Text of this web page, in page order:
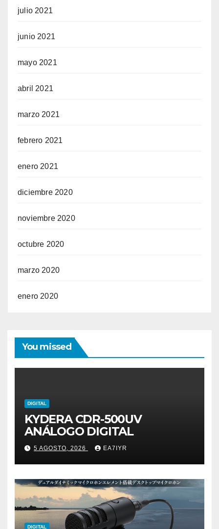
julio 2021
junio 2021
mayo 2021
abril 2021
marzo 2021
febrero 2021
enero 2021
diciembre 2020
noviembre 2020
octubre 2020
marzo 2020
enero 2020
You missed
DIGITAL
KYDERA CDR-500UV
ANÁLOGO DIGITAL
5 AGOSTO, 2026 EA7IYR
DIGITAL